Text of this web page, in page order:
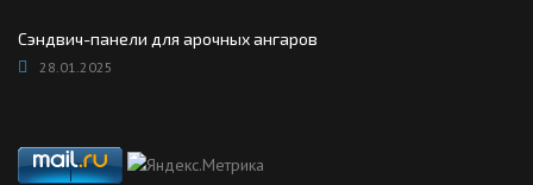
Сэндвич-панели для арочных ангаров
28.01.2025